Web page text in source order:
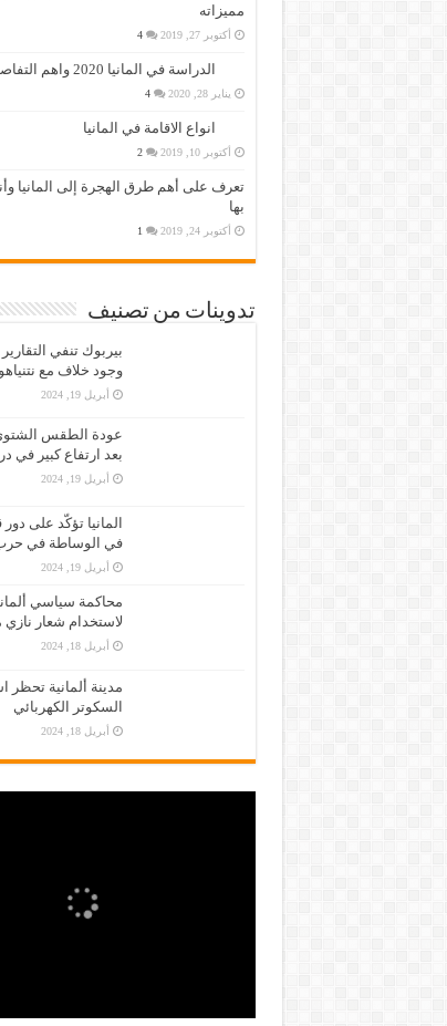
مميزاته
أكتوبر 27, 2019 4
الدراسة في المانيا 2020 واهم التفاصيل عنها
يناير 28, 2020 4
انواع الاقامة في المانيا
أكتوبر 10, 2019 2
تعرف على أهم طرق الهجرة إلى المانيا
بها
أكتوبر 24, 2019 1
تدوينات من تصنيف
بيربوك تنفي
وجود خلاف مع نتنياهو
أبريل 19, 2024
عودة الطقس الشتوي
بعد ارتفاع كبير في
أبريل 19, 2024
المانيا تؤكّد على
في الوساطة في
أبريل 19, 2024
محاكمة سياسي
لاستخدام شعار
أبريل 18, 2024
مدينة ألمانية تحظر
السكوتر الكهربائي
أبريل 18, 2024